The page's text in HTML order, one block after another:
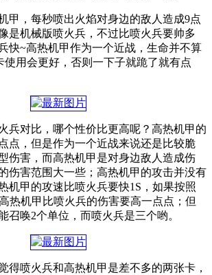
甲，每秒喷出火焰对身边的敌人造成9点
是机械版喷火兵，不过比喷火兵要帅多
快~高热机甲作为一个近战，生命并不算
使用会更好，否则一下子就跪了就有点
兵对比，哪个性价比更高呢？高热机甲的
点，但是作为一个近战来说还是比较脆
伤害，而高热机甲是对身边敌人造成伤
伤害范围大一些；高热机甲的攻击并没有
机甲的攻速比喷火兵要快1S，如果按照
热机甲比喷火兵的伤害要高一点点；但
召唤2个单位，而喷火兵是三个哟。
得喷火兵和高热机甲是差不多的两张卡，